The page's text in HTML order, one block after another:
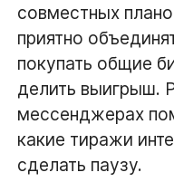
совместных
приятно
покупать общие
делить выигрыш.
мессенджерах
какие тиражи
сделать паузу.